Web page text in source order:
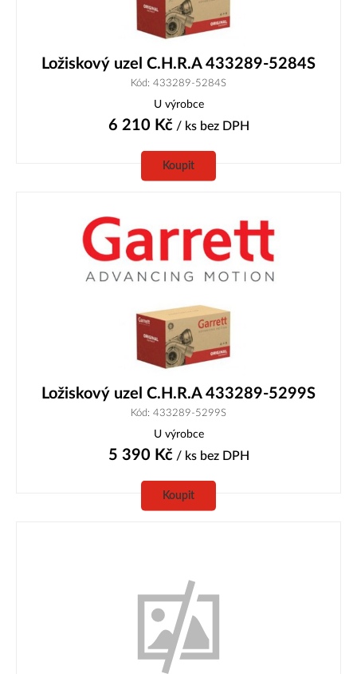
Ložiskový uzel C.H.R.A 433289-5284S
Kód: 433289-5284S
U výrobce
6 210 Kč/ ks bez DPH
Koupit
Ložiskový uzel C.H.R.A 433289-5299S
Kód: 433289-5299S
U výrobce
5 390 Kč/ ks bez DPH
Koupit